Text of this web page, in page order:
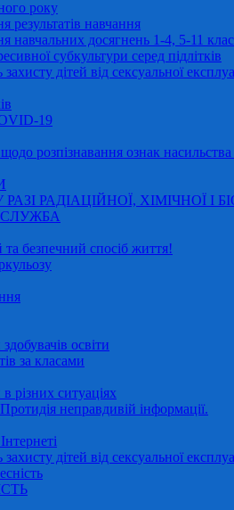
року
результатів навчання
навчальних досягнень 1-4, 5-11
субкультури серед підлітків
дітей від сексуальної
19
розпізнавання ознак насильства
РАДІАЦІЙНОЇ, ХІМІЧНОЇ І
безпечний спосіб життя!
освіти
за класами
різних ситуаціях
неправдивій інформації.
дітей від сексуальної